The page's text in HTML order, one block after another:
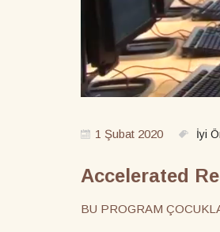
1 Şubat 2020 İyi
Accelerated
BU PROGRAM